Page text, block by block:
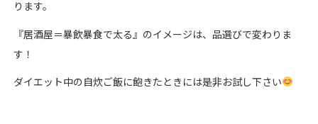
ります。
『居酒屋＝暴飲暴食で太る』のイメージは、品選びで変わりま
す！
ダイエット中の自炊ご飯に飽きたときには是非お試し下さい